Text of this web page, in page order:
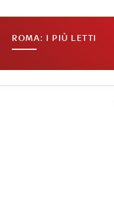
ROMA: I PIÙ LETTI